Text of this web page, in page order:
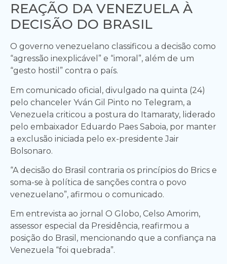
REAÇÃO DA VENEZUELA À
DECISÃO DO BRASIL
O governo venezuelano classificou a decisão como
“agressão inexplicável” e “imoral”, além de um
“gesto hostil” contra o país.
Em comunicado oficial, divulgado na quinta (24)
pelo chanceler Yván Gil Pinto no Telegram, a
Venezuela criticou a postura do Itamaraty, liderado
pelo embaixador Eduardo Paes Saboia, por manter
a exclusão iniciada pelo ex-presidente Jair
Bolsonaro.
“A decisão do Brasil contraria os princípios do Brics e
soma-se à política de sanções contra o povo
venezuelano”, afirmou o comunicado.
Em entrevista ao jornal O Globo, Celso Amorim,
assessor especial da Presidência, reafirmou a
posição do Brasil, mencionando que a confiança na
Venezuela “foi quebrada”.